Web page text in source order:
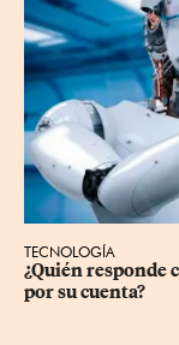
TECNOLOGÍA
¿Quién responde
por su cuenta?